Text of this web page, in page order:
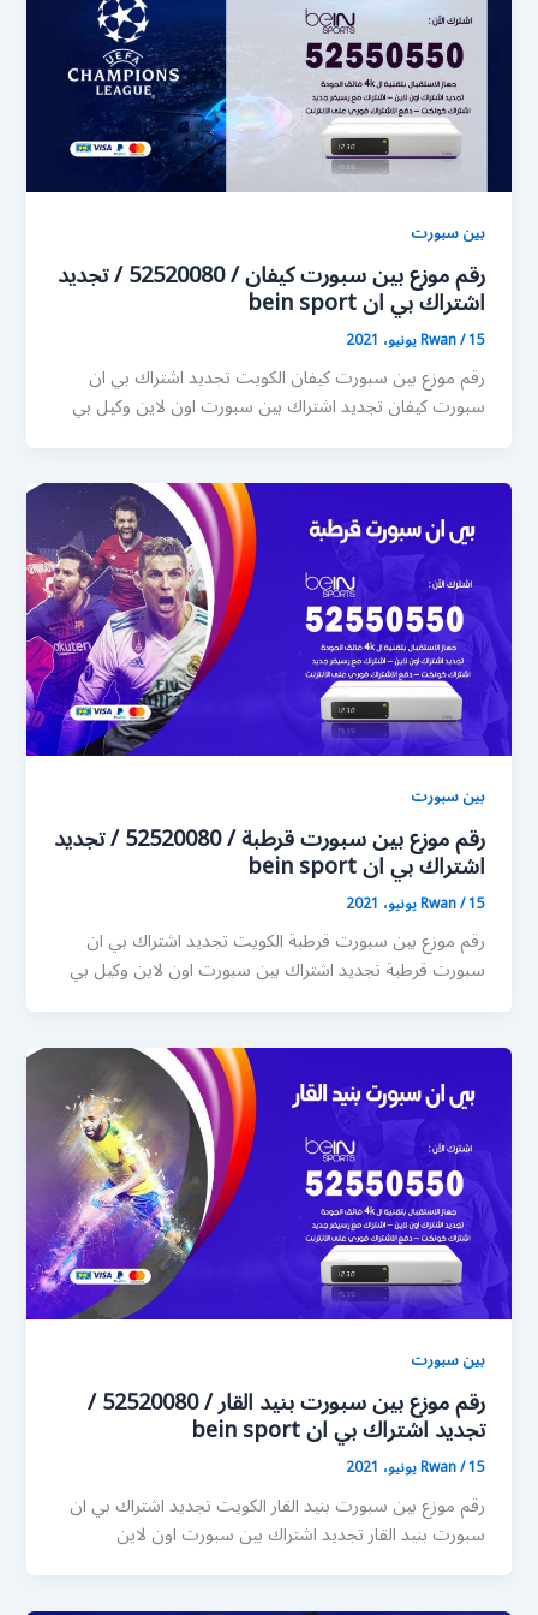
بين سبورت
رقم موزع بين سبورت كيفان / 52520080 / تجديد
اشتراك بي ان bein sport
Rwan/15 يونيو، 2021
رقم موزع بين سبورت كيفان الكويت تجديد اشتراك بي ان
سبورت كيفان تجديد اشتراك بين سبورت اون لاين وكيل بي
بين سبورت
رقم موزع بين سبورت قرطبة / 52520080 / تجديد
اشتراك بي ان bein sport
Rwan/15 يونيو، 2021
رقم موزع بين سبورت قرطبة الكويت تجديد اشتراك بي ان
سبورت قرطبة تجديد اشتراك بين سبورت اون لاين وكيل بي
بين سبورت
رقم موزع بين سبورت بنيد القار / 52520080 /
تجديد اشتراك بي ان bein sport
Rwan/15 يونيو، 2021
رقم موزع بين سبورت بنيد القار الكويت تجديد اشتراك بي ان
سبورت بنيد القار تجديد اشتراك بين سبورت اون لاين